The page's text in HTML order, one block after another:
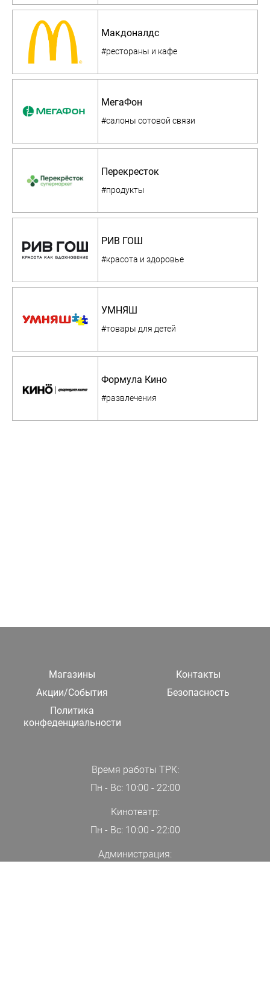
Макдоналдс
#рестораны и кафе
МегаФон
#салоны сотовой связи
Перекресток
#продукты
РИВ ГОШ
#красота и здоровье
УМНЯШ
#товары для детей
Формула Кино
#развлечения
Магазины
Контакты
Акции/События
Безопасность
Политика
конфеденциальности
Время работы ТРК:
Пн - Вс: 10:00 - 22:00
Кинотеатр:
Пн - Вс: 10:00 - 22:00
Администрация: